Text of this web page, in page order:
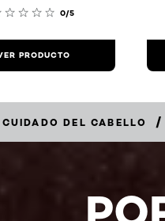
0/5
PRODUCTO
CUIDADO DEL CABELLO /